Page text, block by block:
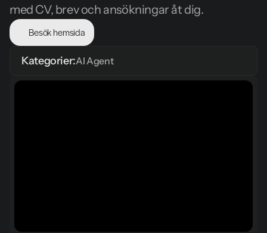
med CV, brev och ansökningar åt dig.
Besök hemsida
Kategorier:AI Agent